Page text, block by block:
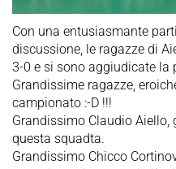
Con una entusiasmante
discussione, le ragazze di
3-0 e si sono aggiudicate la
Grandissime ragazze,
campionato :-D !!!
Grandissimo Claudio
questa squadta.
Grandissimo Chicco